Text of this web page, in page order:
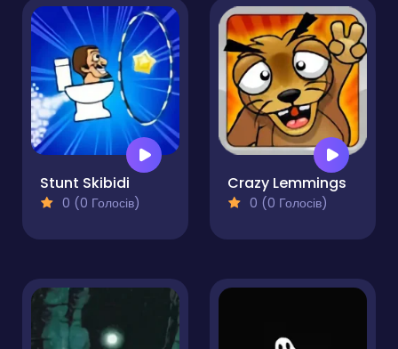
Stunt Skibidi
0 (0 Голосів)
Crazy Lemmings
0 (0 Голосів)